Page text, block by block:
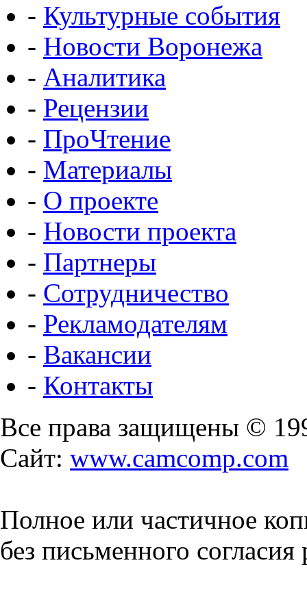
- Культурные события
- Новости Воронежа
- Аналитика
- Рецензии
- ПроЧтение
- Материалы
- О проекте
- Новости проекта
- Партнеры
- Сотрудничество
- Рекламодателям
- Вакансии
- Контакты
Все права защищены ©
Сайт: www.camcomp.com
Полное или частичное
без письменного